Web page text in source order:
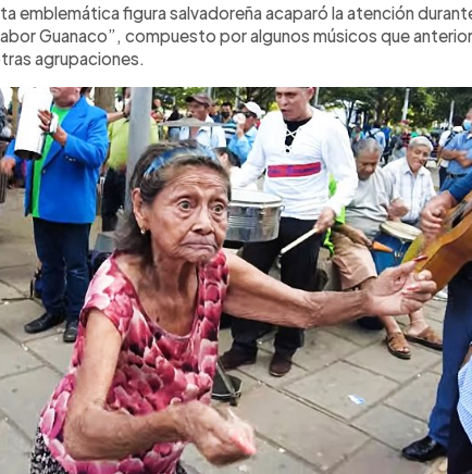
emblemática figura salvadoreña acaparó la atención
Guanaco”, compuesto por algunos músicos que
agrupaciones.